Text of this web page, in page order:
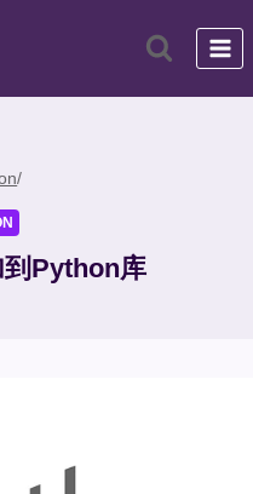
/
Python库